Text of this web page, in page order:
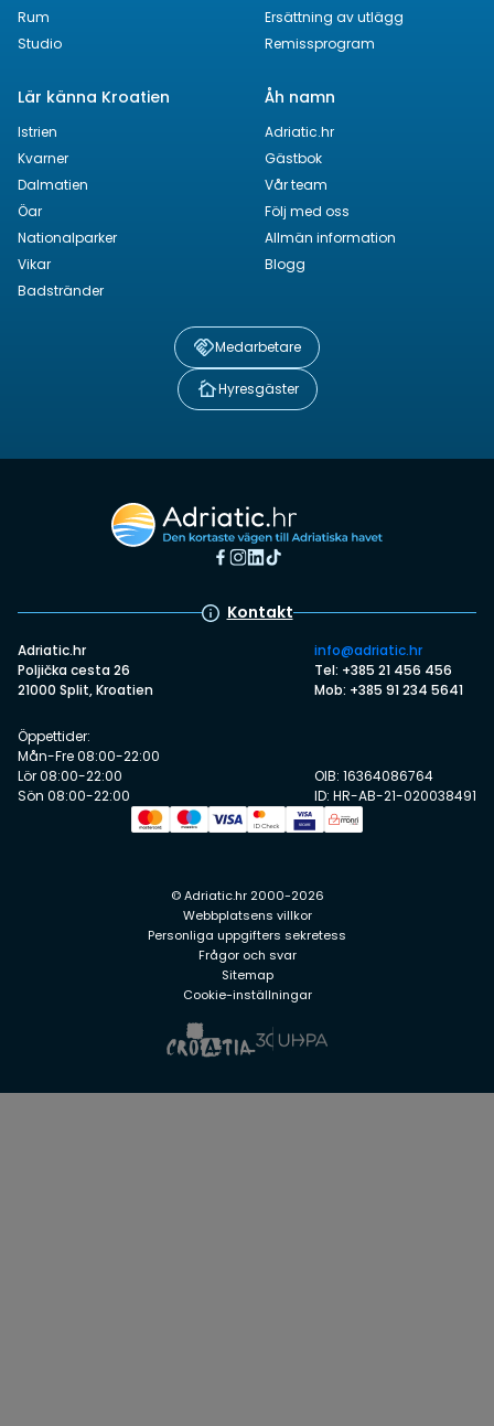
Rum
Studio
Ersättning av utlägg
Remissprogram
Lär känna Kroatien
Istrien
Kvarner
Dalmatien
Öar
Nationalparker
Vikar
Badstränder
Åh namn
Adriatic.hr
Gästbok
Vår team
Följ med oss
Allmän information
Blogg
Medarbetare
Hyresgäster
Kontakt
Adriatic.hr
Poljička cesta 26
21000 Split, Kroatien
info@adriatic.hr
Tel: +385 21 456 456
Mob: +385 91 234 5641
Öppettider:
Mån-Fre 08:00-22:00
Lör 08:00-22:00
Sön 08:00-22:00
OIB: 16364086764
ID: HR-AB-21-020038491
© Adriatic.hr 2000-2026
Webbplatsens villkor
Personliga uppgifters sekretess
Frågor och svar
Sitemap
Cookie-inställningar